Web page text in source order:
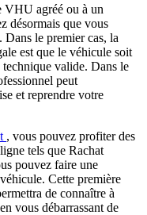
VHU agréé ou à un
désormais que vous
le premier cas, la
est que le véhicule soit
technique valide. Dans le
peut
et reprendre votre
, vous pouvez profiter des
tels que Rachat
pouvez faire une
Cette première
de connaître à
vous débarrassant de